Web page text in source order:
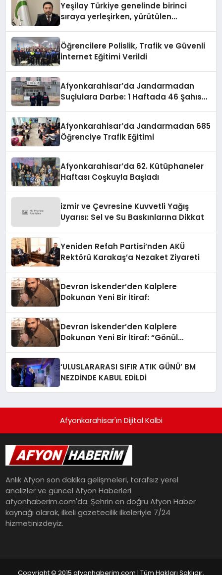
Yeşilay Türkiye genelinde birinci
sıraya yerleşirken, yürütülen
Öğrencilere Polislik, Trafik ve Güvenli
İnternet Eğitimi Verildi
Afyonkarahisar’da Jandarmadan
Suçlulara Darbe: 1 Haftada 46 Şahıs
Afyonkarahisar’da Jandarmadan 685
Öğrenciye Trafik Eğitimi
Afyonkarahisar’da 62. Kütüphaneler
Haftası Coşkuyla Başladı
izmir ve Çevresine Kuvvetli Yağış
Uyarısı: Sel ve Su Baskınlarına Dikkat
Yeniden Refah Partisi’nden AKÜ
Rektörü Karakaş’a Nezaket Ziyareti
Devran İskender’den Kalplere
Dokunan Yeni Bir İtiraf:
Devran İskender’den Kalplere
Dokunan Yeni Bir İtiraf: “Gönül
‘ULUSLARARASI SIFIR ATIK GÜNÜ’ BM
NEZDİNDE KABUL EDİLDİ
Afyonkarahisar'ın Dijital Kalbi
Anlık Afyon son dakika gelişmeleri, tarafsız yerel
analizler ve güncel Afyon Haberleri
afyonhaberim.com'da. Şehrin en doğru Afyon Haber
kaynağı olarak, ilkeli gazetecilik ilkeleriyle 7/24
hizmetinizdeyiz.
Copyright © 2015 afyonhaberim.com | Tüm Hakları Saklıdır.